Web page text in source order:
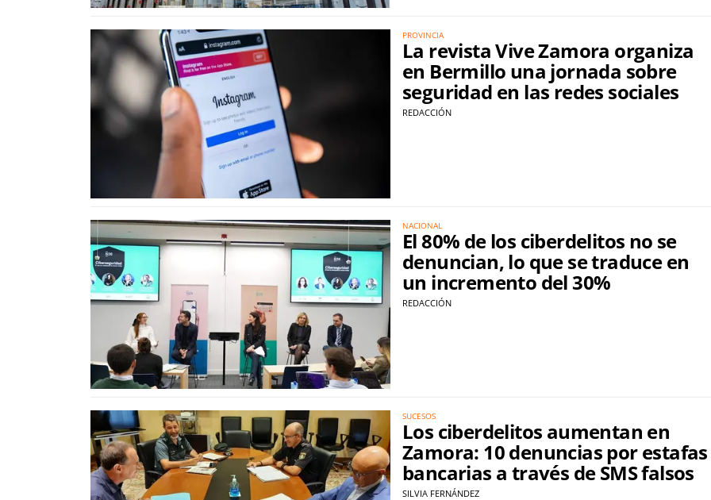
PROVINCIA
La revista Vive Zamora organiza
en Bermillo una jornada sobre
seguridad en las redes sociales
REDACCIÓN
NACIONAL
El 80% de los ciberdelitos no se
denuncian, lo que se traduce en
un incremento del 30%
REDACCIÓN
SUCESOS
Los ciberdelitos aumentan en
Zamora: 10 denuncias por estafas
bancarias a través de SMS falsos
SILVIA FERNÁNDEZ